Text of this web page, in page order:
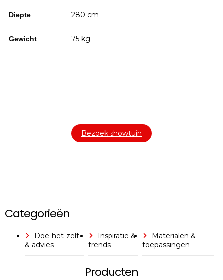
Diepte 280 cm
Gewicht 75 kg
Bezoek showtuin
Categorieën
Doe-het-zelf
& advies
Inspiratie &
trends
Materialen &
toepassingen
Producten